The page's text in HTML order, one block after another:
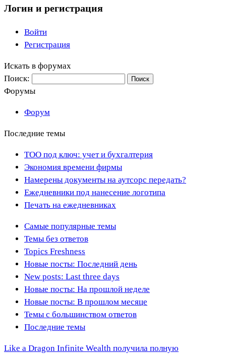
Логин и регистрация
Войти
Регистрация
Искать в форумах
Поиск:
Форумы
Форум
Последние темы
ТОО под ключ: учет и бухгалтерия
Экономия времени фирмы
Намерены документы на аутсорс передать?
Ежедневники под нанесение логотипа
Печать на ежедневниках
Самые популярные темы
Темы без ответов
Topics Freshness
Новые посты: Последний день
New posts: Last three days
Новые посты: На прошлой неделе
Новые посты: В прошлом месяце
Темы с большинством ответов
Последние темы
Like a Dragon Infinite Wealth получила полную